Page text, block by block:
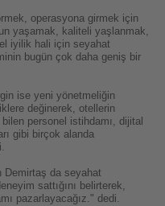
operasyona girmek için
yaşamak, kaliteli yaşlanmak,
iyilik hali için seyahat
bugün çok daha geniş bir
ise yeni yönetmeliğin
değinerek, otellerin
bilen personel istihdamı, dijital
gibi birçok alanda
Demirtaş da seyahat
sattığını belirterek,
pazarlayacağız." dedi.